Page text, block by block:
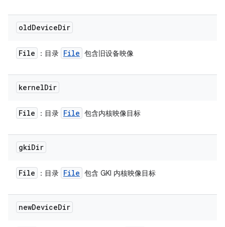
oldDeviceDir
File ：目录 File 包含旧设备映像
kernelDir
File ：目录 File 包含内核映像目标
gkiDir
File ：目录 File 包含 GKI 内核映像目标
newDeviceDir